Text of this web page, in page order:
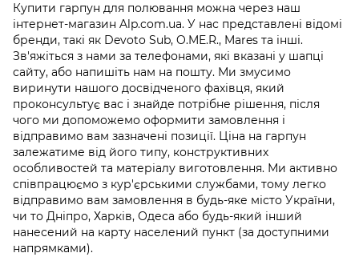
Купити гарпун для полювання можна через наш
інтернет-магазин Alp.com.ua. У нас представлені відомі
бренди, такі як Devoto Sub, O.ME.R., Mares та інші.
Зв'яжіться з нами за телефонами, які вказані у шапці
сайту, або напишіть нам на пошту. Ми змусимо
виринути нашого досвідченого фахівця, який
проконсультує вас і знайде потрібне рішення, після
чого ми допоможемо оформити замовлення і
відправимо вам зазначені позиції. Ціна на гарпун
залежатиме від його типу, конструктивних
особливостей та матеріалу виготовлення. Ми активно
співпрацюємо з кур'єрськими службами, тому легко
відправимо вам замовлення в будь-яке місто України,
чи то Дніпро, Харків, Одеса або будь-який інший
нанесений на карту населений пункт (за доступними
напрямками).